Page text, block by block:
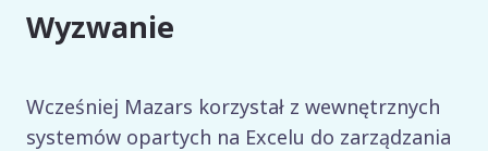
Wyzwanie
Wcześniej Mazars korzystał z wewnętrznych
systemów opartych na Excelu do zarządzania